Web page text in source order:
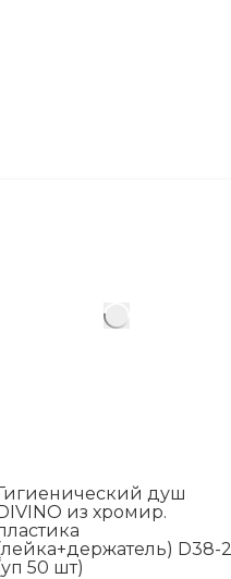
душ
из хромир.
D38-2
50 шт)